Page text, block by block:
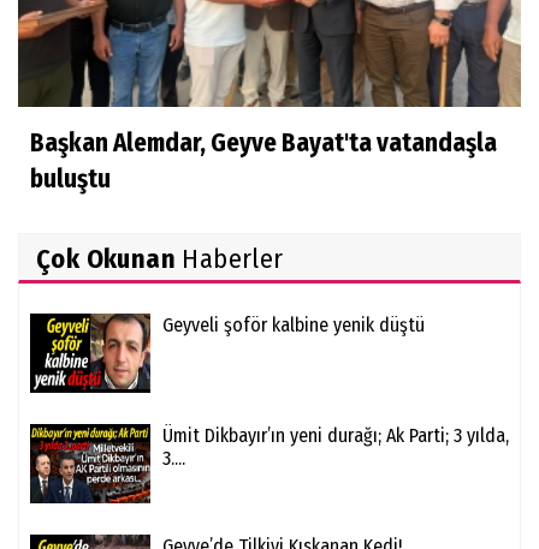
Başkan Alemdar, Geyve Bayat'ta vatandaşla
buluştu
Çok Okunan Haberler
Geyveli şoför kalbine yenik düştü
Ümit Dikbayır’ın yeni durağı; Ak Parti; 3 yılda,
3....